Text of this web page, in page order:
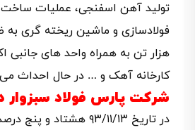
تولید آهن اسفنجی، عملیات ساخت
هزار تن به همراه واحد های جانبی
کارخانه آهک و … در حال احداث
شرکت پارس فولاد سبزوار
در تاریخ ۹۳/۱۱/۱۳ هشتاد